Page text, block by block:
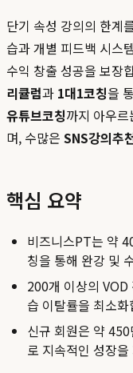
단기 속성 강의의 한계
습과 개별 피드백 시스
수익 창출 성공을 보장
리큘럼과 1대1코칭을
유튜브코칭까지 아우
며, 수많은 SNS강의추
핵심 요약
비즈니스PT는 약
칭을 통해 완강 및
200개 이상의
습 이탈률을 최소
신규 회원은 약
로 지속적인 성장